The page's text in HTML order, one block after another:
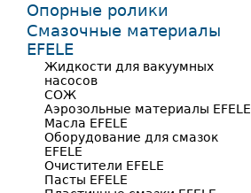
Опорные ролики
Смазочные материалы
EFELE
Жидкости для вакуумных
насосов
СОЖ
Аэрозольные материалы EFELE
Масла EFELE
Оборудование для смазок
EFELE
Очистители EFELE
Пасты EFELE